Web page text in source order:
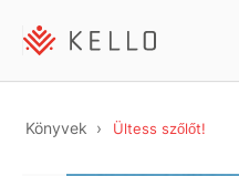
Könyvek Ültess szőlőt!